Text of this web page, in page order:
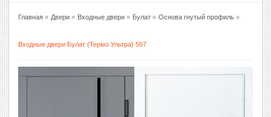
Главная » Двери » Входные двери » Булат » Основа гнутый профиль »
Входные двери Булат (Термо Ультра) 567